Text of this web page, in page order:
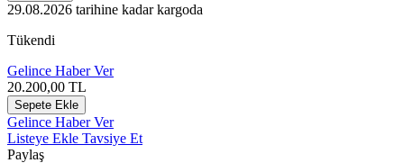
29.08.2026 tarihine kadar kargoda
Tükendi
Gelince Haber Ver
20.200,00 TL
Sepete Ekle
Gelince Haber Ver
Listeye Ekle Tavsiye Et
Paylaş